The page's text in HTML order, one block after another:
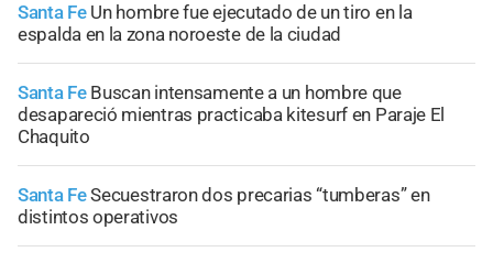
Santa Fe Un hombre fue ejecutado de un tiro en la
espalda en la zona noroeste de la ciudad
Santa Fe Buscan intensamente a un hombre que
desapareció mientras practicaba kitesurf en Paraje El
Chaquito
Santa FeSecuestraron dos precarias “tumberas” en
distintos operativos